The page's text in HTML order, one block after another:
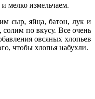
мелко измельчаем.
сыр, яйца, батон, лук и
солим по вкусу. Все очень
овсяных хлопьев
чтобы хлопья набухли.